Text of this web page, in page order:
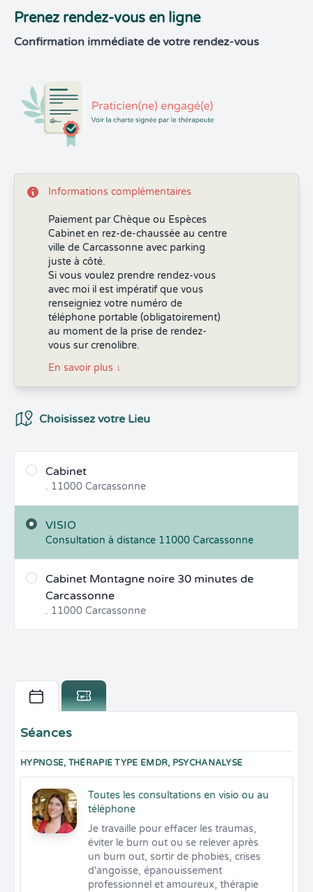
Prenez rendez-vous en ligne
Confirmation immédiate de votre rendez-vous
Informations complémentaires
Paiement par Chèque ou Espèces
Cabinet en rez-de-chaussée au centre
ville de Carcassonne avec parking
juste à côté.
Si vous voulez prendre rendez-vous
avec moi il est impératif que vous
renseigniez votre numéro de
téléphone portable (obligatoirement)
au moment de la prise de rendez-
vous sur crenolibre.
En savoir plus ↓
Choix du Lieux
Choisissez votre Lieu
Cabinet
. 11000 Carcassonne
VISIO
Consultation à distance 11000 Carcassonne
Cabinet Montagne noire 30 minutes de
Carcassonne
. 11000 Carcassonne
Séances
HYPNOSE, THÉRAPIE TYPE EMDR, PSYCHANALYSE
Toutes les consultations en visio ou au
téléphone
Je travaille pour effacer les traumas,
éviter le burn out ou se relever après
un burn out, sortir de phobies, crises
d'angoisse, épanouissement
professionnel et amoureux, thérapie